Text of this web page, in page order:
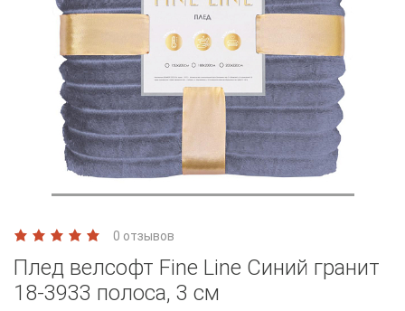
0 отзывов
Плед велсофт Fine Line Синий гранит
18-3933 полоса, 3 см